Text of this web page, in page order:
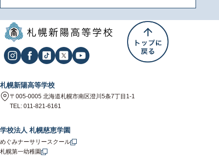
札幌新陽高等学校
〒005-0005 北海道札幌市南区澄川5条7丁目1-1
TEL: 011-821-6161
学校法人 札幌慈恵学園
めぐみナーサリースクール
札幌第一幼稚園